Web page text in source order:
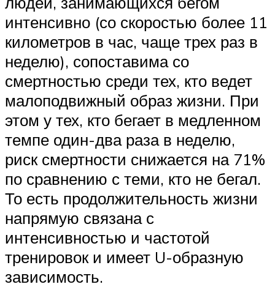
интенсивно (со скоростью более 11
километров в час, чаще трех раз в
неделю), сопоставима со
смертностью среди тех, кто ведет
малоподвижный образ жизни. При
этом у тех, кто бегает в медленном
темпе один-два раза в неделю,
риск смертности снижается на 71%
по сравнению с теми, кто не бегал.
То есть продолжительность жизни
напрямую связана с
интенсивностью и частотой
тренировок и имеет U-образную
зависимость.